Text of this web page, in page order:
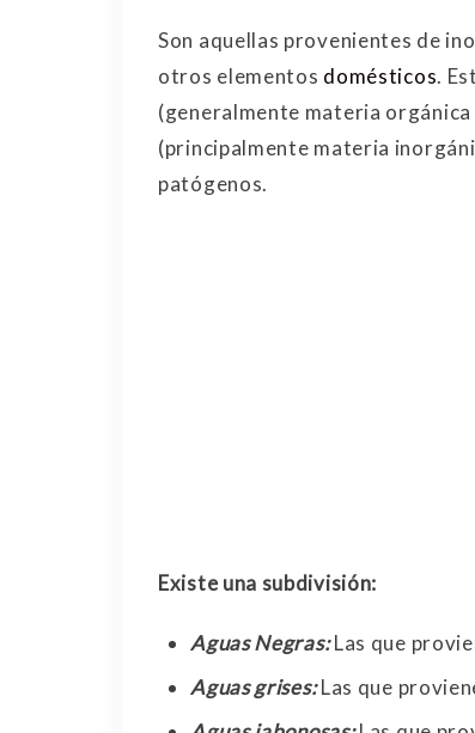
Son aquellas provenientes de
otros elementos domésticos.
(generalmente materia
(principalmente materia
patógenos.
Existe una subdivisión:
Aguas Negras:Las que
Aguas grises:Las que